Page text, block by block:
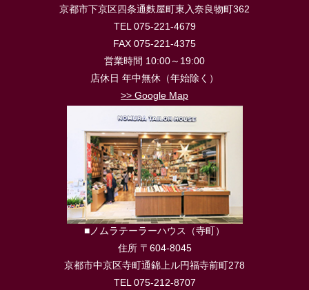
京都市下京区四条通麩屋町東入奈良物町362
TEL 075-221-4679
FAX 075-221-4375
営業時間 10:00～19:00
店休日 年中無休（年始除く）
>> Google Map
■ノムラテーラーハウス（寺町）
住所 〒604-8045
京都市中京区寺町通錦上ル円福寺前町278
TEL 075-212-8707